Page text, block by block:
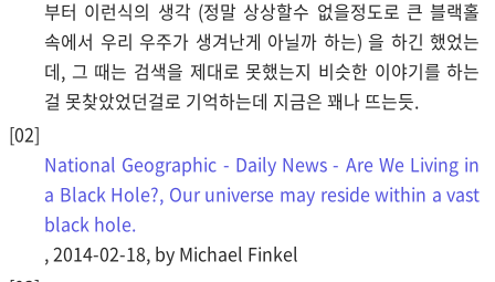
부터 이런식의 생각 (정말 상상할수 없을정도로 큰 블랙홀
속에서 우리 우주가 생겨난게 아닐까 하는) 을 하긴 했었는
데, 그 때는 검색을 제대로 못했는지 비슷한 이야기를 하는
걸 못찾았었던걸로 기억하는데 지금은 꽤나 뜨는듯.
National Geographic - Daily News - Are We Living in
a Black Hole?, Our universe may reside within a vast
black hole.
, 2014-02-18, by Michael Finkel